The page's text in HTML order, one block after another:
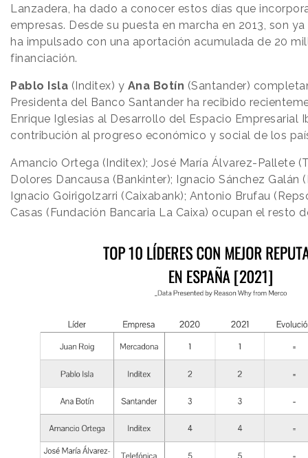
Lanzadera, ha dado a conocer estos días que
empresas. Desde su puesta en marcha en 2013, son
ha impulsado con una aportación acumulada de 20
financiación.
Pablo Isla (Inditex) y Ana Botín (Santander)
Presidenta del Banco Santander ha recibido
Enrique Iglesias al Desarrollo del Espacio Empresarial
contribución al progreso económico y social de los
Amancio Ortega (Inditex); José María Álvarez-Pallete
Dolores Dancausa (Bankinter); Ignacio Sánchez Galán
Ignacio Goirigolzarri (Caixabank); Antonio Brufau
Casas (Fundación Bancaria La Caixa) ocupan el resto